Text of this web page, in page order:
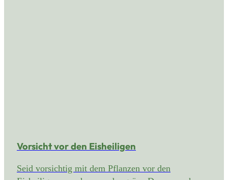
Vorsicht vor den Eisheiligen
Seid vorsichtig mit dem Pflanzen vor den